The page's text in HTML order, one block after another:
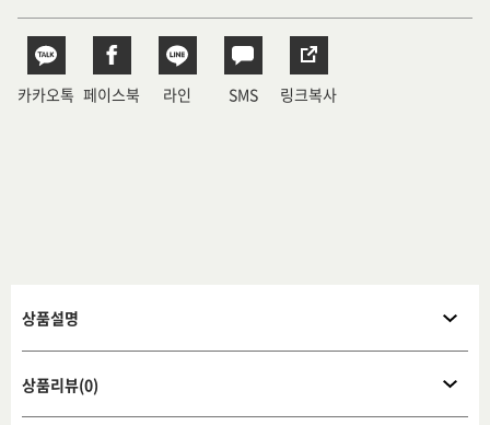
카카오톡 페이스북 라인 SMS 링크복사
상품설명
상품리뷰(0)